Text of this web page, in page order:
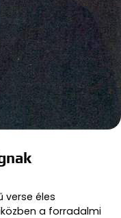
verse éles
a forradalmi